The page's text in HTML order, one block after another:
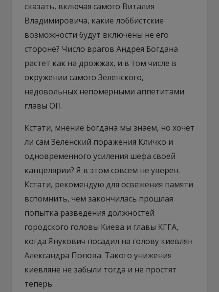
сказать, включая самого Виталия
Владимировича, какие лоббистские
возможности будут включены не его
стороне? Число врагов Андрея Богдана
растет как на дрожжах, и в том числе в
окружении самого Зеленского,
недовольных непомерными аппетитами
главы ОП.
Кстати, мнение Богдана мы знаем, но хочет
ли сам Зеленский поражения Кличко и
одновременного усиления шефа своей
канцелярии? Я в этом совсем не уверен.
Кстати, рекомендую для освежения памяти
вспомнить, чем закончилась прошлая
попытка разведения должностей
городского головы Киева и главы КГГА,
когда Янукович посадил на голову киевлян
Александра Попова. Такого унижения
киевляне не забыли тогда и не простят
теперь.